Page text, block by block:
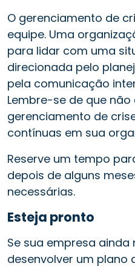
O gerenciamento de
equipe. Uma
para lidar com uma
direcionada pelo
pela comunicação
Lembre-se de que
gerenciamento de
contínuas em sua
Reserve um tempo
depois de alguns
necessárias.
Esteja pronto
Se sua empresa
desenvolver um plano